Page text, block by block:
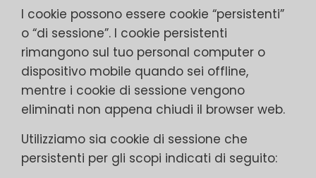
I cookie possono essere cookie “persistenti”
o “di sessione”. I cookie persistenti
rimangono sul tuo personal computer o
dispositivo mobile quando sei offline,
mentre i cookie di sessione vengono
eliminati non appena chiudi il browser web.
Utilizziamo sia cookie di sessione che
persistenti per gli scopi indicati di seguito: